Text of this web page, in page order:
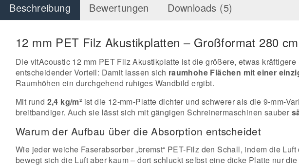
Beschreibung Bewertungen Downloads (5)
12 mm PET Filz Akustikplatten – Großformat 280
Die vitAcoustic 12 mm PET Filz Akustikplatte ist die größere, etwas
entscheidender Vorteil: Damit lassen sich raumhohe Flächen mit einer
Raumhöhen ein durchgehend ruhiges Wandbild ergibt.
Mit rund 2,4 kg/m² ist die 12-mm-Platte dichter und schwerer als die 9-mm-
breitbandiger. Auch sie lässt sich mit gängigen Schreinermaschinen sauber
Warum der Aufbau über die Absorption entscheidet
Wie jeder weiche Faserabsorber „bremst“ PET-Filz den Schall, indem die
bewegt sich die Luft aber kaum – dort schluckt selbst eine dicke Platte nur